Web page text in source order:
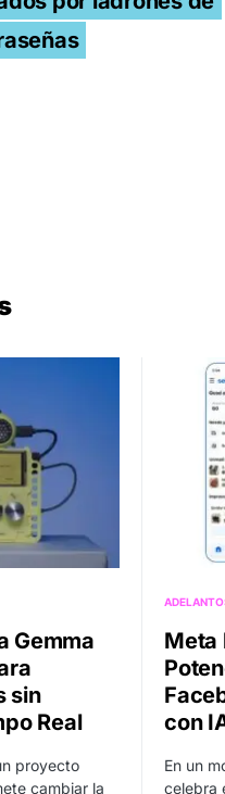
Gemma
sin
Real
proyecto
cambiar la
Meta
con
En un
celebra